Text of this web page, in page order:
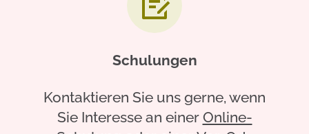
Schulungen
Kontaktieren Sie uns gerne, wenn
Sie Interesse an einer Online-